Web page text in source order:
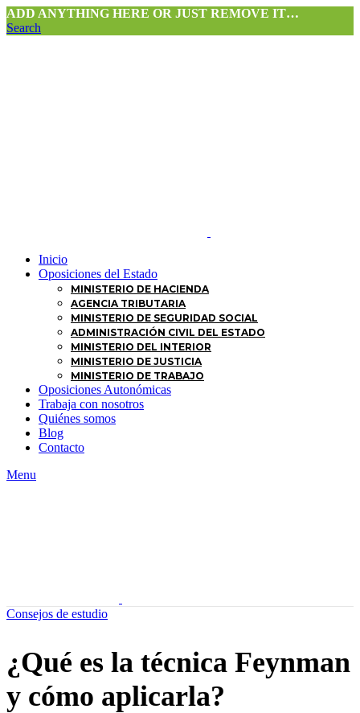
ADD ANYTHING HERE OR JUST REMOVE IT…
Search
Inicio
Oposiciones del Estado
MINISTERIO DE HACIENDA
AGENCIA TRIBUTARIA
MINISTERIO DE SEGURIDAD SOCIAL
ADMINISTRACIÓN CIVIL DEL ESTADO
MINISTERIO DEL INTERIOR
MINISTERIO DE JUSTICIA
MINISTERIO DE TRABAJO
Oposiciones Autonómicas
Trabaja con nosotros
Quiénes somos
Blog
Contacto
Menu
Consejos de estudio
¿Qué es la técnica Feynman
y cómo aplicarla?